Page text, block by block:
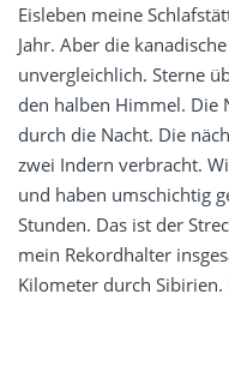
Eisleben meine
Jahr. Aber die
unvergleichlich. Sterne
den halben Himmel. Die
durch die Nacht. Die
zwei Indern verbracht.
und haben umschichtig
Stunden. Das ist der
mein Rekordhalter
Kilometer durch Sibirien.